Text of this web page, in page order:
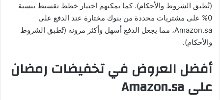
(تُطبق الشروط والأحكام). كما يمكنهم اختيار خطط تقسيط بنسبة
0% على مشتريات محددة من بنوك مختارة عند الدفع على
Amazon.sa، مما يجعل الدفع أسهل وأكثر مرونة (تُطبق الشروط
والأحكام).
أفضل العروض في تخفيضات رمضان
على Amazon.sa